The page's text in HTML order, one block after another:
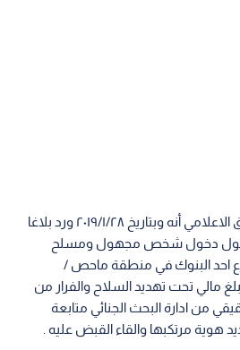
وحول التفاصيل قال الناطق الاعلامي أنه وبتاريخ ٢٠١٩/١/٢٨ ورد بلاغا
الطوارئ الموحد 911 حول دخول شخص مجهول ومسلح
احد البنوك في منطقة ماحص /
مالي تحت تهديد السلاح والفرار من
من ادارة البحث الجنائي متابعة
هوية مرتكبها والقاء القبض عليه .